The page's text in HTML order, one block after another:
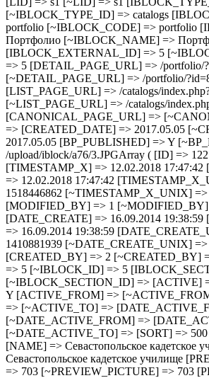
[~IBLOCK_TYPE_ID] => catalogs
portfolio [~IBLOCK_CODE] => portfolio
Портфолио [~IBLOCK_NAME] =>
[IBLOCK_EXTERNAL_ID] => 5
=> 5 [DETAIL_PAGE_URL] => /portfolio/
[~DETAIL_PAGE_URL] => /portfolio/
[LIST_PAGE_URL] => /catalogs/
[~LIST_PAGE_URL] => /catalogs/
[CANONICAL_PAGE_URL] =>
=> [CREATED_DATE] => 2017.05.05
2017.05.05 [BP_PUBLISHED] => Y
/upload/iblock/a76/3.JPGArray ( [ID] =>
[TIMESTAMP_X] => 12.02.2018
=> 12.02.2018 17:47:42
1518446862 [~TIMESTAMP_X_UNIX] =>
[MODIFIED_BY] => 1 [~MODIFIED_BY]
[DATE_CREATE] => 16.09.2014
=> 16.09.2014 19:38:59
1410881939 [~DATE_CREATE_UNIX] =>
[CREATED_BY] => 2 [~CREATED_BY]
=> 5 [~IBLOCK_ID] => 5
[~IBLOCK_SECTION_ID] => [ACTIVE]
Y [ACTIVE_FROM] =>
=> [~ACTIVE_TO] =>
[~DATE_ACTIVE_FROM] =>
[~DATE_ACTIVE_TO] => [SORT] =>
[NAME] => Севастопольское кадетское
Севастопольское кадетское училище
=> 703 [~PREVIEW_PICTURE] => 703